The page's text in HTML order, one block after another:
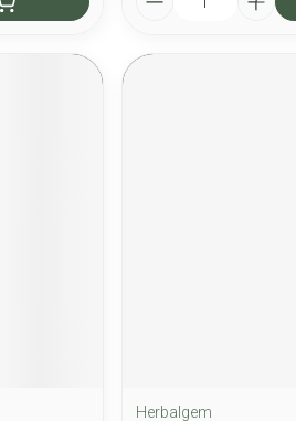
Herbalgem